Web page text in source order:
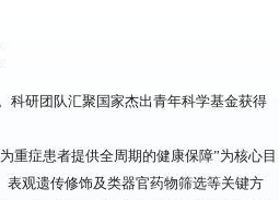
科研团队汇聚国家杰出青年科学基金获得
重症患者提供全周期的健康保障”为核心目
观遗传修饰及类器官药物筛选等关键方